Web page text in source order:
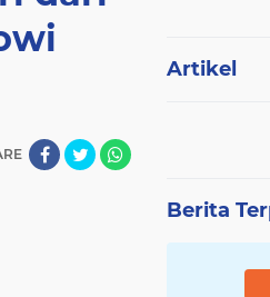
Artikel
Berita